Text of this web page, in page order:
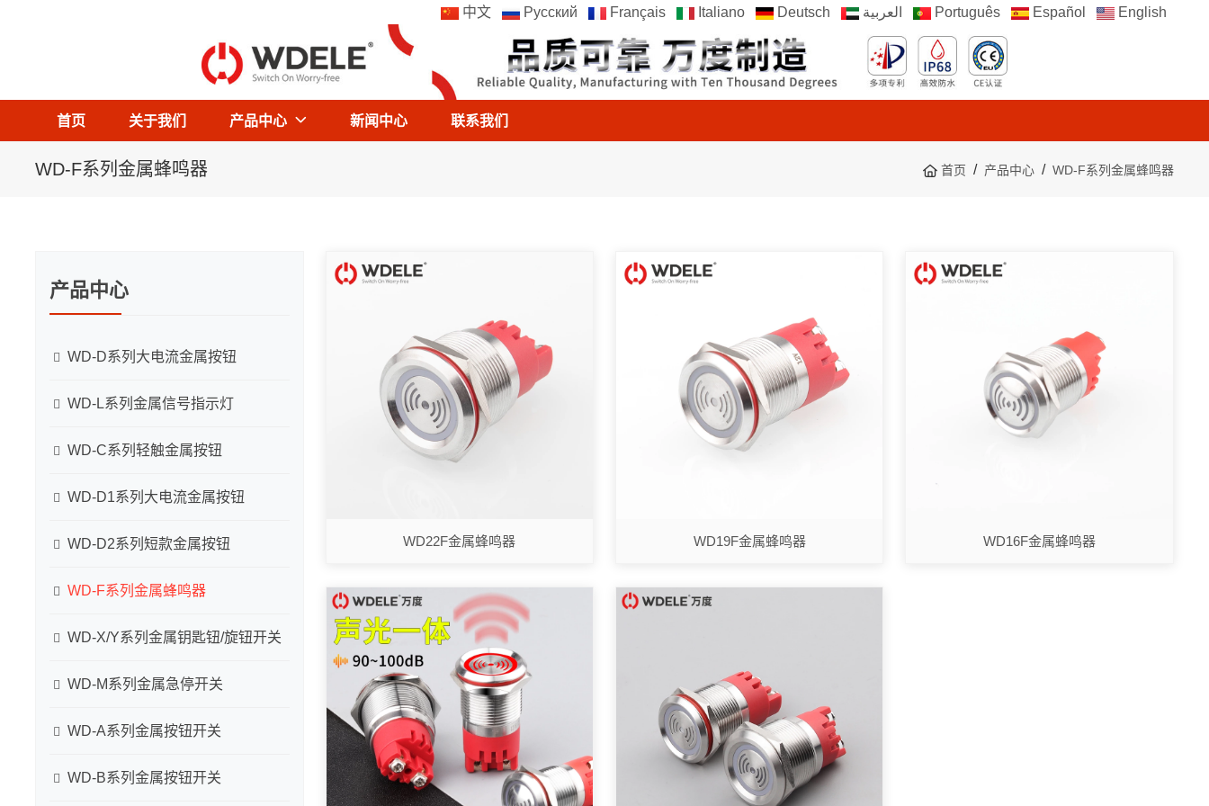
中文 Русский Français Italiano Deutsch العربية Português Español English
首页 关于我们 产品中心 新闻中心 联系我们
WD-F系列金属蜂鸣器 首页 产品中心 WD-F系列金属蜂鸣器
WD22F金属蜂鸣器 WD19F金属蜂鸣器 WD16F金属蜂鸣器
产品中心
WD-D系列大电流金属按钮
WD-L系列金属信号指示灯
WD-C系列轻触金属按钮
WD-D1系列大电流金属按钮
WD-D2系列短款金属按钮
WD-F系列金属蜂鸣器
WD-X/Y系列金属钥匙钮/旋钮开关
WD-M系列金属急停开关
WD-A系列金属按钮开关
WD-B系列金属按钮开关